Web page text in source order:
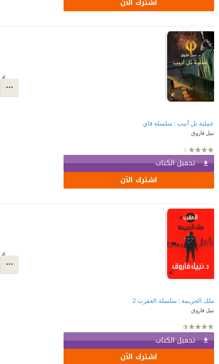
اشترك الآن
عملية تل أبيب : سلسلة فاي
نبيل فاروق
تحميل الكتاب
اشترك الآن
ملك الجريمة : سلسلة العقرب 2
نبيل فاروق
تحميل الكتاب
اشترك الآن